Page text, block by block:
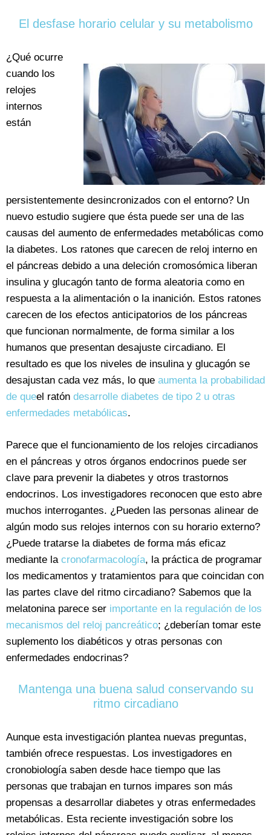
El desfase horario celular y su metabolismo
¿Qué ocurre
cuando los
relojes
internos
están
persistentemente desincronizados con el entorno? Un
nuevo estudio sugiere que ésta puede ser una de las
causas del aumento de enfermedades metabólicas como
la diabetes. Los ratones que carecen de reloj interno en
el páncreas debido a una deleción cromosómica liberan
insulina y glucagón tanto de forma aleatoria como en
respuesta a la alimentación o la inanición. Estos ratones
carecen de los efectos anticipatorios de los páncreas
que funcionan normalmente, de forma similar a los
humanos que presentan desajuste circadiano. El
resultado es que los niveles de insulina y glucagón se
desajustan cada vez más, lo que aumenta la probabilidad
de queel ratón desarrolle diabetes de tipo 2 u otras
enfermedades metabólicas.
Parece que el funcionamiento de los relojes circadianos
en el páncreas y otros órganos endocrinos puede ser
clave para prevenir la diabetes y otros trastornos
endocrinos. Los investigadores reconocen que esto abre
muchos interrogantes. ¿Pueden las personas alinear de
algún modo sus relojes internos con su horario externo?
¿Puede tratarse la diabetes de forma más eficaz
mediante la cronofarmacología, la práctica de programar
los medicamentos y tratamientos para que coincidan con
las partes clave del ritmo circadiano? Sabemos que la
melatonina parece ser importante en la regulación de los
mecanismos del reloj pancreático; ¿deberían tomar este
suplemento los diabéticos y otras personas con
enfermedades endocrinas?
Mantenga una buena salud conservando su
ritmo circadiano
Aunque esta investigación plantea nuevas preguntas,
también ofrece respuestas. Los investigadores en
cronobiología saben desde hace tiempo que las
personas que trabajan en turnos impares son más
propensas a desarrollar diabetes y otras enfermedades
metabólicas. Esta reciente investigación sobre los